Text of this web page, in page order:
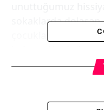
sokaklarda dolaşan
çocuklarına
parklarda çocuklar
telefonlara
gibi. Telefon